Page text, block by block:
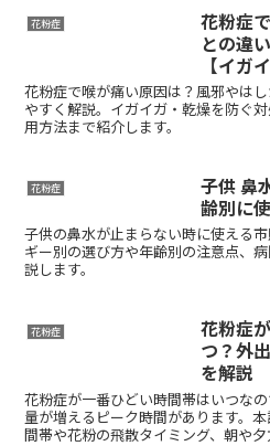
花粉症
花粉症
との違
【イガ
花粉症で喉が痛い原因は？風邪やは
やすく解説。イガイガ・乾燥を防ぐ
用方法まで紹介します。
花粉症
子供 鼻
齢別に
子供の鼻水が止まらない時に使える
ギー別の選び方や年齢別の注意点、
説します。
花粉症
花粉症
つ？外
を解説
花粉症が一番ひどい時間帯はいつな
量が増えるピーク時間があります。
間帯や花粉の飛散タイミング、朝や